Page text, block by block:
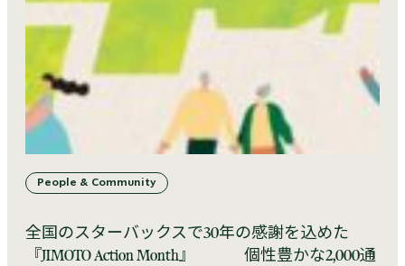
People & Community
全国のスターバックスで30年の感謝を込めた
『JIMOTO Action Month』 個性豊かな2,000通